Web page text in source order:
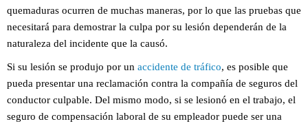
quemaduras ocurren de muchas maneras, por lo que las pruebas que
necesitará para demostrar la culpa por su lesión dependerán de la
naturaleza del incidente que la causó.
Si su lesión se produjo por un accidente de tráfico, es posible que
pueda presentar una reclamación contra la compañía de seguros del
conductor culpable. Del mismo modo, si se lesionó en el trabajo, el
seguro de compensación laboral de su empleador puede ser una